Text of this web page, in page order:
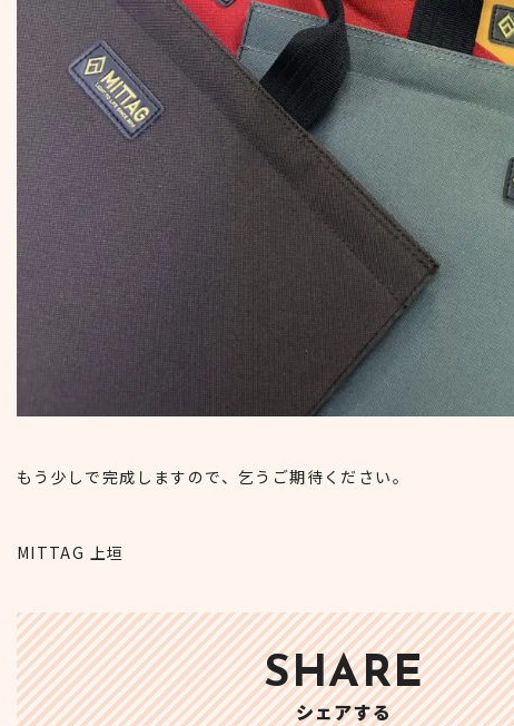
もう少しで完成しますので、乞うご期待ください。
MITTAG 上垣
SHARE
シェアする